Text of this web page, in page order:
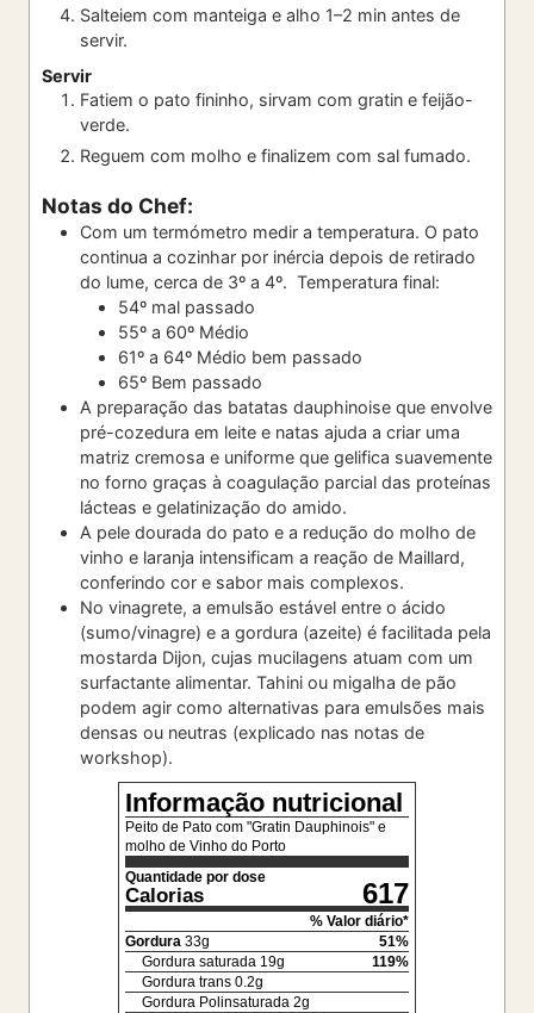
Salteiem com manteiga e alho 1–2 min antes de
servir.
Servir
Fatiem o pato fininho, sirvam com gratin e feijão-
verde.
Reguem com molho e finalizem com sal fumado.
Notas do Chef:
Com um termómetro medir a temperatura. O pato
continua a cozinhar por inércia depois de retirado
do lume, cerca de 3º a 4º. Temperatura final:
54º mal passado
55º a 60º Médio
61º a 64º Médio bem passado
65º Bem passado
A preparação das batatas dauphinoise que envolve
pré-cozedura em leite e natas ajuda a criar uma
matriz cremosa e uniforme que gelifica suavemente
no forno graças à coagulação parcial das proteínas
lácteas e gelatinização do amido.
A pele dourada do pato e a redução do molho de
vinho e laranja intensificam a reação de Maillard,
conferindo cor e sabor mais complexos.
No vinagrete, a emulsão estável entre o ácido
(sumo/vinagre) e a gordura (azeite) é facilitada pela
mostarda Dijon, cujas mucilagens atuam com um
surfactante alimentar. Tahini ou migalha de pão
podem agir como alternativas para emulsões mais
densas ou neutras (explicado nas notas de
workshop).
Informação nutricional
Peito de Pato com "Gratin Dauphinois" e
molho de Vinho do Porto
Quantidade por dose
Calorias 617
% Valor diário*
Gordura 33g 51%
Gordura saturada 19g 119%
Gordura trans 0.2g
Gordura Polinsaturada 2g